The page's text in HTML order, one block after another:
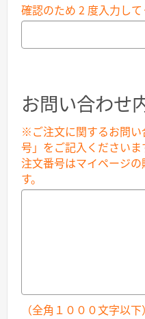
確認のため 2 度入力して
お問い合わせ
※ご注文に関するお問い
号」をご記入ください
注文番号はマイページ
す。
（全角１０００文字以下）